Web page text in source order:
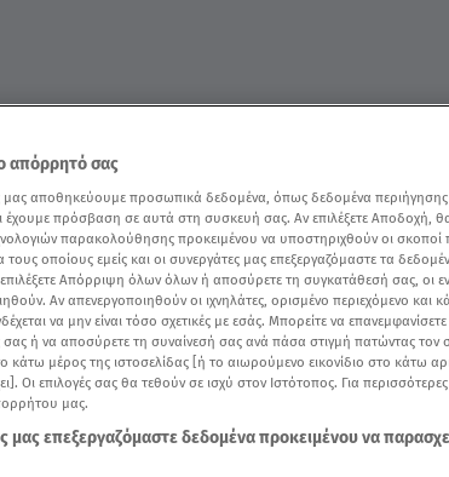
άρθρα μας στα αποτελέσματα αναζήτησης
απόρρητό σας
μας αποθηκεύουμε προσωπικά δεδομένα, όπως δεδομένα
έχουμε πρόσβαση σε αυτά στη συσκευή σας. Αν επιλέξετε Αποδοχή,
παρακολούθησης προκειμένου να υποστηριχθούν οι σκοποί
τους οποίους εμείς και οι συνεργάτες μας επεξεργαζόμαστε τα
Απόρριψη όλων όλων ή αποσύρετε τη συγκατάθεσή σας, οι
Αν απενεργοποιηθούν οι ιχνηλάτες, ορισμένο περιεχόμενο και
να μην είναι τόσο σχετικές με εσάς. Μπορείτε να
σας ή να αποσύρετε τη συναίνεσή σας ανά πάσα στιγμή πατώντας τον
κάτω μέρος της ιστοσελίδας [ή το αιωρούμενο εικονίδιο στο κάτω
Οι επιλογές σας θα τεθούν σε ισχύ στον Ιστότοπος. Για
μας.
μας επεξεργαζόμαστε δεδομένα προκειμένου να